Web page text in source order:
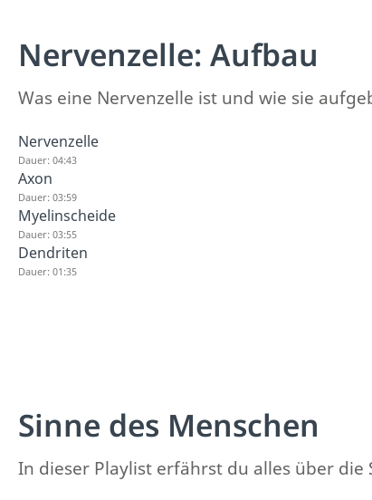
Nervenzelle: Aufbau
Was eine Nervenzelle ist und wie sie
Nervenzelle
Dauer: 04:43
Axon
Dauer: 03:59
Myelinscheide
Dauer: 03:55
Dendriten
Dauer: 01:35
Sinne des Menschen
In dieser Playlist erfährst du alles über die